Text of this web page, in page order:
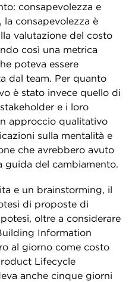
consapevolezza e
consapevolezza è
valutazione del costo
così una metrica
poteva essere
dal team. Per quanto
è stato invece quello di
e i loro
approccio qualitativo
sulla mentalità e
che avrebbero avuto
guida del cambiamento.
e un brainstorming, il
di proposte di
oltre a considerare
Information
al giorno come costo
Lifecycle
anche cinque giorni